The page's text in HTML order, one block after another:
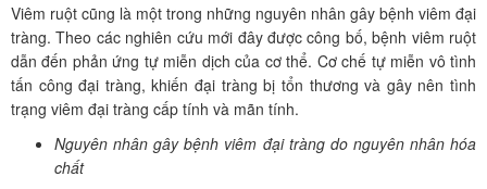
Viêm ruột cũng là một trong những nguyên nhân gây bệnh viêm đại
tràng. Theo các nghiên cứu mới đây được công bố, bệnh viêm ruột
dẫn đến phản ứng tự miễn dịch của cơ thể. Cơ chế tự miễn vô tình
tấn công đại tràng, khiến đại tràng bị tổn thương và gây nên tình
trạng viêm đại tràng cấp tính và mãn tính.
Nguyên nhân gây bệnh viêm đại tràng do nguyên nhân hóa
chất